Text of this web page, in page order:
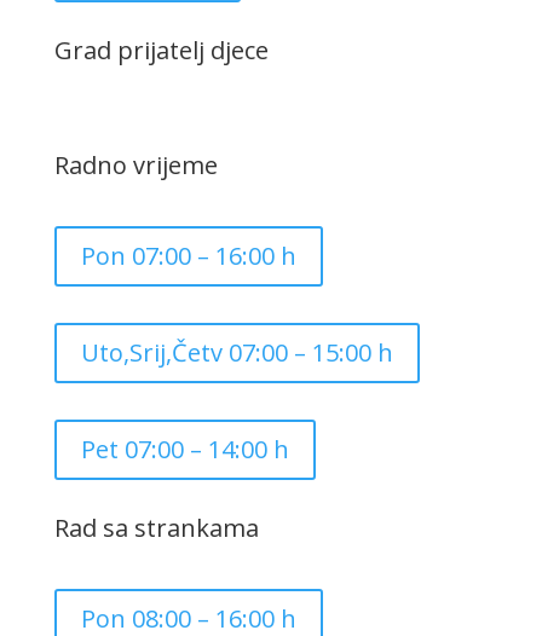
Grad prijatelj djece
Radno vrijeme
Pon 07:00 – 16:00 h
Uto,Srij,Četv 07:00 – 15:00 h
Pet 07:00 – 14:00 h
Rad sa strankama
Pon 08:00 – 16:00 h